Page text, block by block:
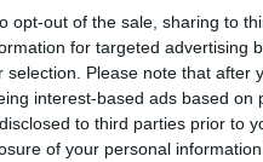
opt-out of the sale, sharing to
for targeted advertising
selection. Please note that after
interest-based ads based
to third parties prior to
of your personal